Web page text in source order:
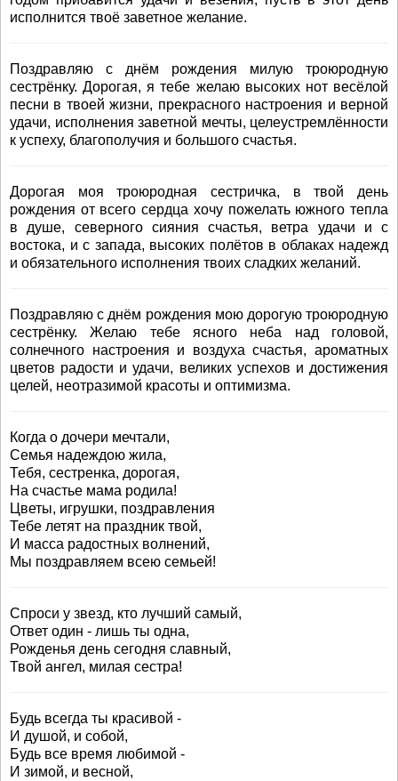
исполнится твоё заветное желание.
Поздравляю с днём рождения милую троюродную
сестрёнку. Дорогая, я тебе желаю высоких нот весёлой
песни в твоей жизни, прекрасного настроения и верной
удачи, исполнения заветной мечты, целеустремлённости
к успеху, благополучия и большого счастья.
Дорогая моя троюродная сестричка, в твой день
рождения от всего сердца хочу пожелать южного тепла
в душе, северного сияния счастья, ветра удачи и с
востока, и с запада, высоких полётов в облаках надежд
и обязательного исполнения твоих сладких желаний.
Поздравляю с днём рождения мою дорогую троюродную
сестрёнку. Желаю тебе ясного неба над головой,
солнечного настроения и воздуха счастья, ароматных
цветов радости и удачи, великих успехов и достижения
целей, неотразимой красоты и оптимизма.
Когда о дочери мечтали,
Семья надеждою жила,
Тебя, сестренка, дорогая,
На счастье мама родила!
Цветы, игрушки, поздравления
Тебе летят на праздник твой,
И масса радостных волнений,
Мы поздравляем всею семьей!
Спроси у звезд, кто лучший самый,
Ответ один - лишь ты одна,
Рожденья день сегодня славный,
Твой ангел, милая сестра!
Будь всегда ты красивой -
И душой, и собой,
Будь все время любимой -
И зимой, и весной,